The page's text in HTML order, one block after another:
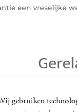
gebruiken
een vreselijke